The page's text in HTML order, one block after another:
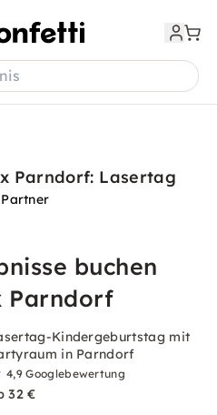
Parndorf: Lasertag
buchen
Parndorf
Kindergeburtstag mit
in Parndorf
4,9Googlebewertung
32 €